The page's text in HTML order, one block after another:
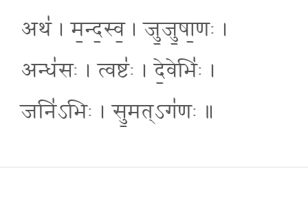
अथ॑ । म॒न्द॒स्व॒ । जु॒जु॒षा॒णः ।
अन्ध॑सः । त्वष्टः॑ । दे॒वेभिः॑ ।
जनि॑ऽभिः । सु॒मत्ऽग॑णः ॥